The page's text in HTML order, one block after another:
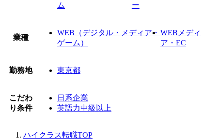
ム
ー
業種
WEB（デジタル・メディア・
ゲーム）
WEBメディ
ア・EC
勤務地 東京都
こだわ
り条件
日系企業
英語力中級以上
ハイクラス転職TOP